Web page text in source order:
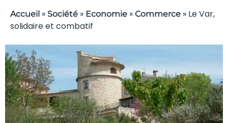
Accueil » Société » Economie » Commerce » Le Var,
solidaire et combatif